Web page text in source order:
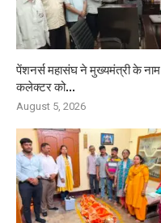
पेंशनर्स महासंघ ने मुख्यमंत्री के नाम
कलेक्टर को...
August 5, 2026